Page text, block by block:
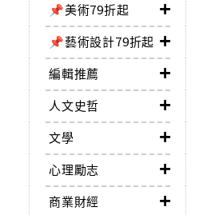
📌美術79折起
📌藝術設計79折起
編輯推薦
人文史哲
文學
心理勵志
商業財經